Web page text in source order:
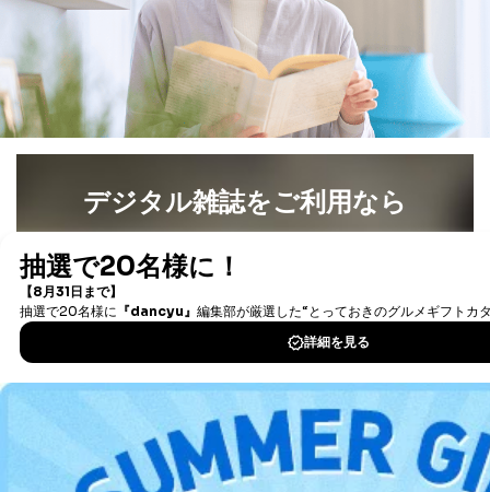
３．個人情報の第三者提供について
当社は、取得した個人情報を適切に管理し､あらかじめ
本人の同意を得ることなく第三者に提供することはあり
ません。ただし、次の場合は除きます。
法令に基づく場合
き。
公衆衛生の向上または児童の健全な育成の推進のため
に特に必要がある場合であって、本人の同意を得るこ
とが困難である場合。
国の機関もしくは地方公共団体またはその委託を受け
た者が法令の定める事務を遂行することに対して協力
する必要がある場合であって、本人の同意を得ること
により当該事務の遂行に支障を及ぼすおそれがあると
だ企業に、業務の一部として個人情報の取扱いを委
託・提供する場合、その業務に必要な範囲で委託・提
供先企業に個人情報を開示することがあります。
委託・提供先企業は具体的には以下のような企業です
が、これらに限りません。
デジタル雑誌をご利用なら
書籍）が無料で読み放題！
DOWNLOAD FOR IOS
DOWNLOAD FOR ANDROID
ご利用方法はこちら